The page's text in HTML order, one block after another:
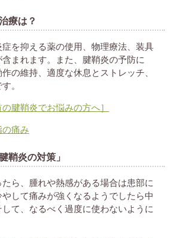
療は？
を抑える薬の使用、物理療法、装具
まれます。また、腱鞘炎の予防に
の維持、適度な休息とストレッチ、
。
腱鞘炎でお悩みの方へ］
の痛み
鞘炎の対策」
ら、腫れや熱感がある場合は患部に
して痛みが強くなるようでしたら中
て、なるべく過度に使わないように